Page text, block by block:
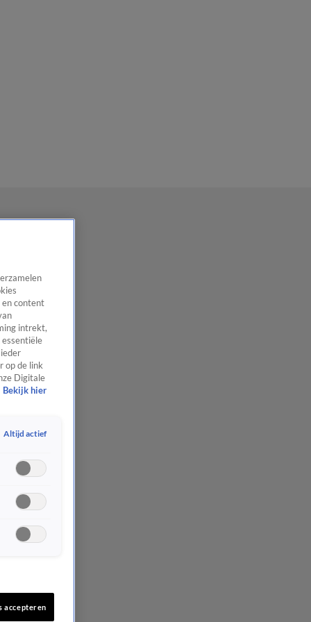
en content
intrekt,
op de link
Digitale
Bekijk hier
Altijd actief
accepteren